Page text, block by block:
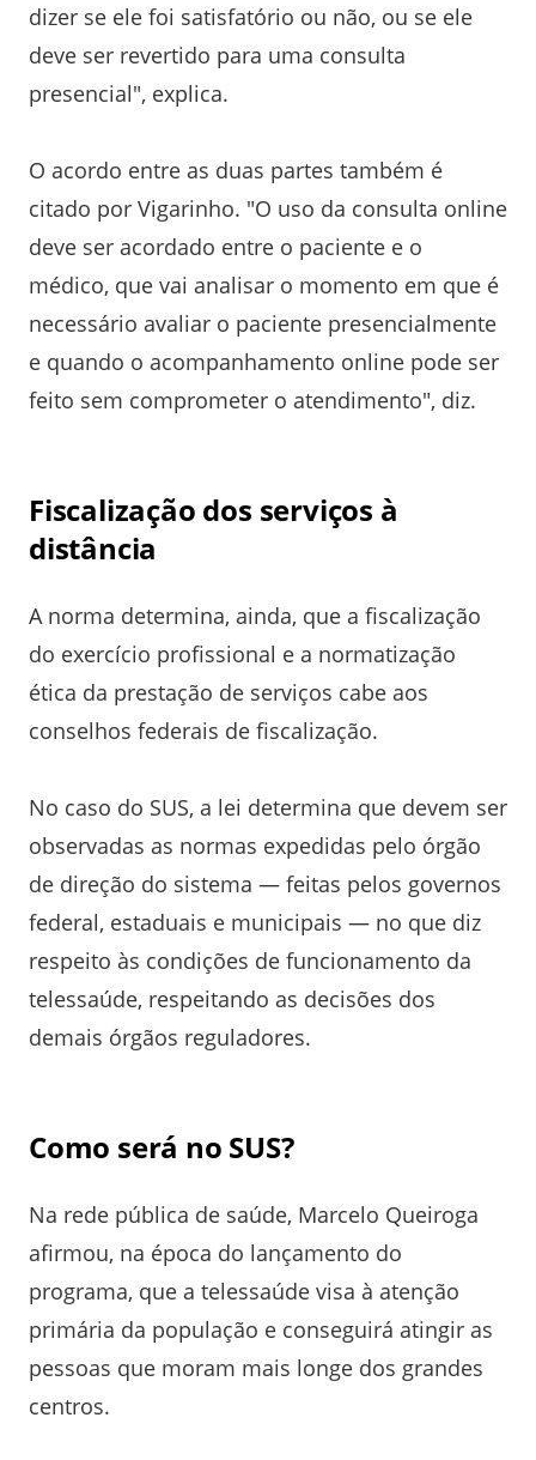
dizer se ele foi satisfatório ou não, ou se ele
deve ser revertido para uma consulta
presencial", explica.
O acordo entre as duas partes também é
citado por Vigarinho. "O uso da consulta online
deve ser acordado entre o paciente e o
médico, que vai analisar o momento em que é
necessário avaliar o paciente presencialmente
e quando o acompanhamento online pode ser
feito sem comprometer o atendimento", diz.
Fiscalização dos serviços à
distância
A norma determina, ainda, que a fiscalização
do exercício profissional e a normatização
ética da prestação de serviços cabe aos
conselhos federais de fiscalização.
No caso do SUS, a lei determina que devem ser
observadas as normas expedidas pelo órgão
de direção do sistema — feitas pelos governos
federal, estaduais e municipais — no que diz
respeito às condições de funcionamento da
telessaúde, respeitando as decisões dos
demais órgãos reguladores.
Como será no SUS?
Na rede pública de saúde, Marcelo Queiroga
afirmou, na época do lançamento do
programa, que a telessaúde visa à atenção
primária da população e conseguirá atingir as
pessoas que moram mais longe dos grandes
centros.